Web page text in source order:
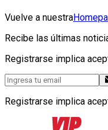
Vuelve a nuestra
Recibe las últimas
Registrarse implica
Registrarse implica